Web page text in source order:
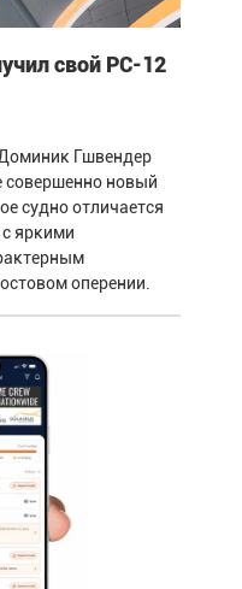
свой PC-12
Гшвендер
совершенно новый
судно отличается
яркими
оперении.